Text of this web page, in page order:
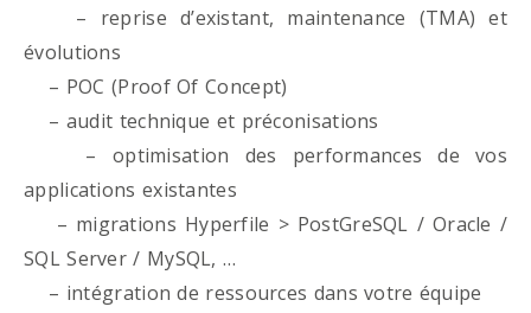
– reprise d’existant, maintenance (TMA) et
évolutions
– POC (Proof Of Concept)
– audit technique et préconisations
– optimisation des performances de vos
applications existantes
– migrations Hyperfile > PostGreSQL / Oracle /
SQL Server / MySQL, …
– intégration de ressources dans votre équipe